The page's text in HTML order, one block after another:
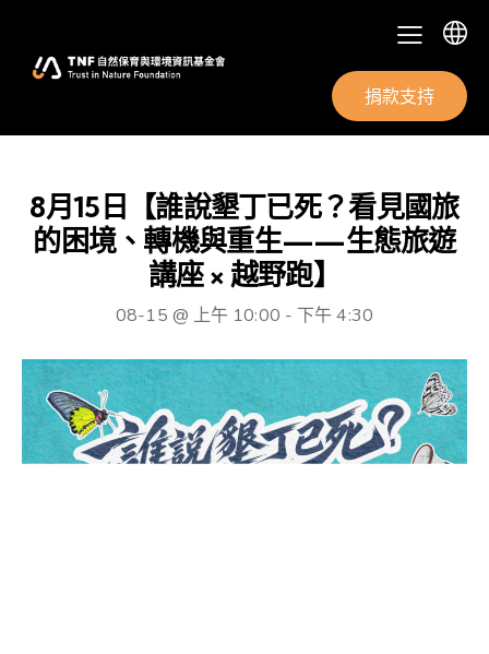
捐款支持
8月15日【誰說墾丁已死？看見國旅
的困境、轉機與重生——生態旅遊
講座 × 越野跑】
08-15 @ 上午 10:00 - 下午 4:30